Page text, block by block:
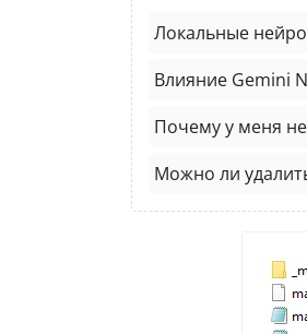
Локальные
Влияние Gemini
Почему у меня
Можно ли